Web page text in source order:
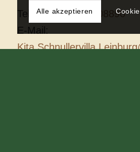
Telefon:09120/4408890
E-Mail:
Alle akzeptieren